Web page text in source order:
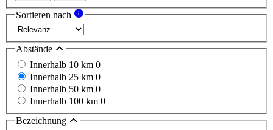
Sortieren nach
Abstände
Innerhalb 10 km 0
Innerhalb 25 km 0
Innerhalb 50 km 0
Innerhalb 100 km 0
Bezeichnung